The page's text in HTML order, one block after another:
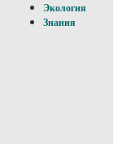
Экология
Знания